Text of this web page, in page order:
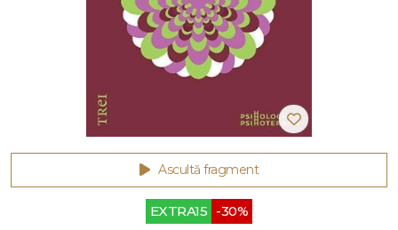
Ascultă fragment
EXTRA15 -30%